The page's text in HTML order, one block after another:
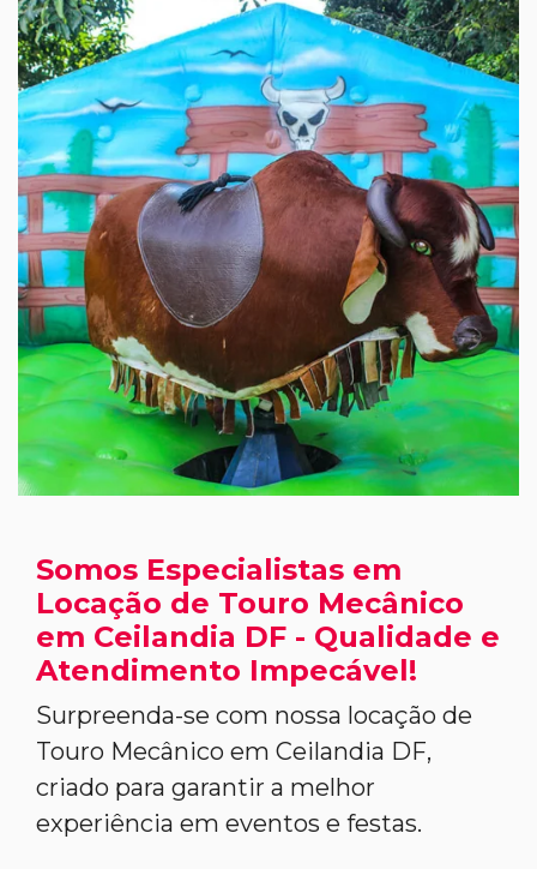
Somos Especialistas em
Locação de Touro Mecânico
em Ceilandia DF - Qualidade e
Atendimento Impecável!
Surpreenda-se com nossa locação de
Touro Mecânico em Ceilandia DF,
criado para garantir a melhor
experiência em eventos e festas.